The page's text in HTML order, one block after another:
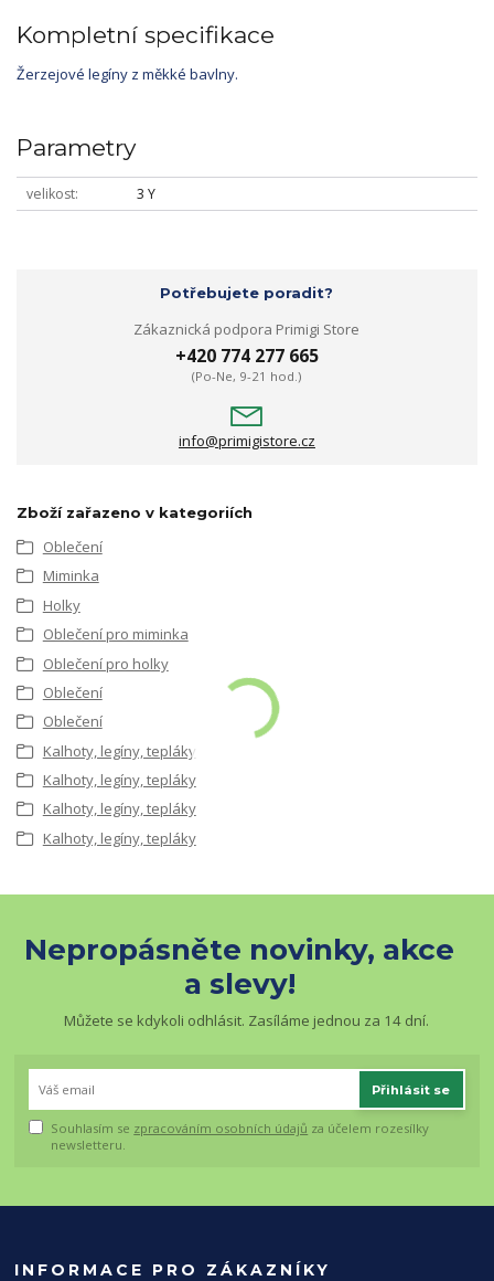
Kompletní specifikace
Žerzejové legíny z měkké bavlny.
Parametry
velikost 3 Y
Potřebujete poradit?
Zákaznická podpora Primigi Store
+420 774 277 665
(Po-Ne, 9-21 hod.)
info@primigistore.cz
Zboží zařazeno v kategoriích
Oblečení
Miminka
Holky
Oblečení pro miminka
Oblečení pro holky
Oblečení
Oblečení
Kalhoty, legíny, tepláky
Kalhoty, legíny, tepláky
Kalhoty, legíny, tepláky
Kalhoty, legíny, tepláky
Nepropásněte novinky, akce
a slevy!
Můžete se kdykoli odhlásit. Zasíláme jednou za 14 dní.
Přihlásit se
Souhlasím se zpracováním osobních údajů za účelem rozesílky
newsletteru.
INFORMACE PRO ZÁKAZNÍKY